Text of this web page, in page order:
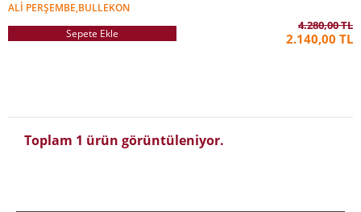
ALI PERŞEMBE,BULLEKON
Sepete Ekle
4.280,00 TL
2.140,00 TL
Toplam 1 ürün görüntüleniyor.